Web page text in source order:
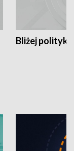
Bliżej polityki